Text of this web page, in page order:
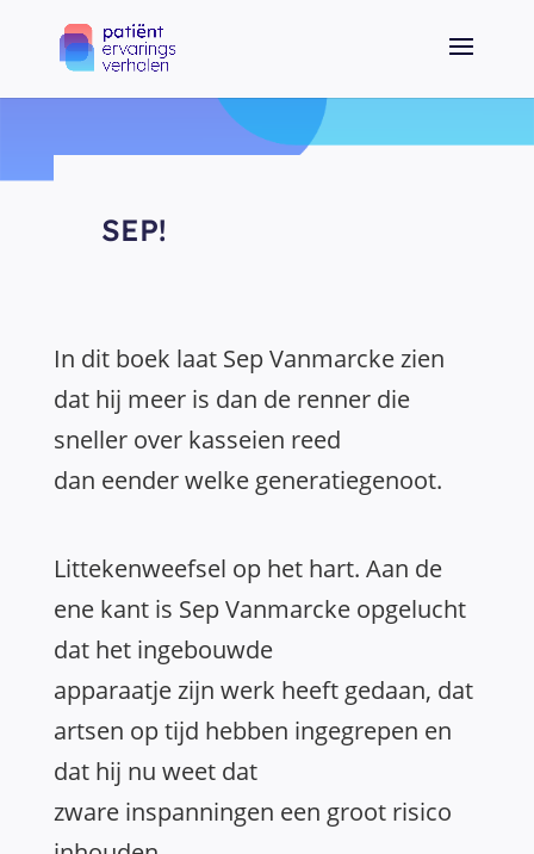
SEP!
In dit boek laat Sep Vanmarcke zien
dat hij meer is dan de renner die
sneller over kasseien reed
dan eender welke generatiegenoot.
Littekenweefsel op het hart. Aan de
ene kant is Sep Vanmarcke opgelucht
dat het ingebouwde
apparaatje zijn werk heeft gedaan, dat
artsen op tijd hebben ingegrepen en
dat hij nu weet dat
zware inspanningen een groot risico